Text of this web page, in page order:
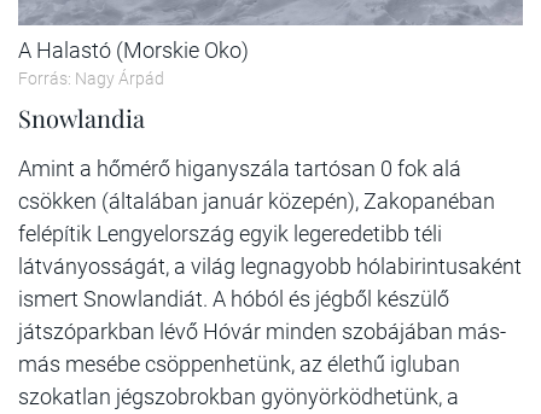
A Halastó (Morskie Oko)
Forrás: Nagy Árpád
Snowlandia
Amint a hőmérő higanyszála tartósan 0 fok alá
csökken (általában január közepén), Zakopanéban
felépítik Lengyelország egyik legeredetibb téli
látványosságát, a világ legnagyobb hólabirintusaként
ismert Snowlandiát. A hóból és jégből készülő
játszóparkban lévő Hóvár minden szobájában más-
más mesébe csöppenhetünk, az élethű igluban
szokatlan jégszobrokban gyönyörködhetünk, a